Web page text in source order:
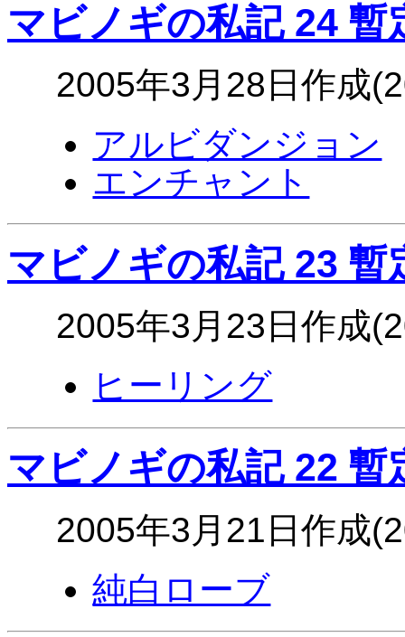
マビノギの私記 24 暫
2005年3月28日作成
アルビダンジョン
エンチャント
マビノギの私記 23 暫
2005年3月23日作成
ヒーリング
マビノギの私記 22 暫
2005年3月21日作成
純白ローブ